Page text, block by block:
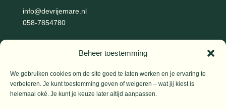
Beheer toestemming
We gebruiken cookies om de site goed te laten werken en je ervaring te
verbeteren. Je kunt toestemming geven of weigeren – wat jij kiest is
helemaal oké. Je kunt je keuze later altijd aanpassen.
info@devrijemare.nl
058-7854780
Gerold Febis, Johanna Koelman, Ronald de Jong,Aart
Blom (artikelen), Iris Planting (Marieke)